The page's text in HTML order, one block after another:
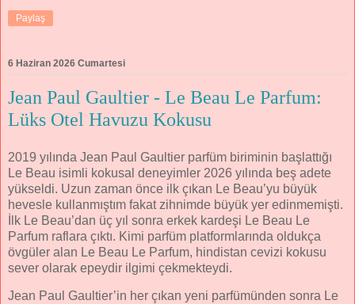
Paylaş
6 Haziran 2026 Cumartesi
Jean Paul Gaultier - Le Beau Le Parfum:
Lüks Otel Havuzu Kokusu
2019 yılında Jean Paul Gaultier parfüm biriminin başlattığı
Le Beau isimli kokusal deneyimler 2026 yılında beş adete
yükseldi. Uzun zaman önce ilk çıkan Le Beau’yu büyük
hevesle kullanmıştım fakat zihnimde büyük yer edinmemişti.
İlk Le Beau’dan üç yıl sonra erkek kardeşi Le Beau Le
Parfum raflara çıktı. Kimi parfüm platformlarında oldukça
övgüler alan Le Beau Le Parfum, hindistan cevizi kokusu
sever olarak epeydir ilgimi çekmekteydi.
Jean Paul Gaultier’in her çıkan yeni parfümünden sonra Le